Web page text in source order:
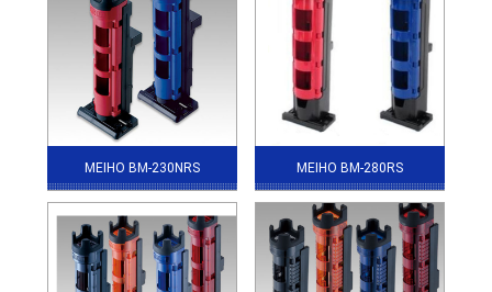
MEIHO BM-230NRS MEIHO BM-280RS